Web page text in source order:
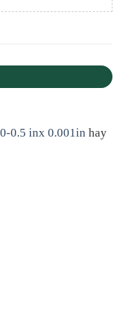
0.5 inx 0.001in hay